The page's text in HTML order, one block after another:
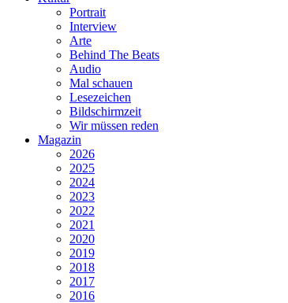
Portrait
Interview
Arte
Behind The Beats
Audio
Mal schauen
Lesezeichen
Bildschirmzeit
Wir müssen reden
Magazin
2026
2025
2024
2023
2022
2021
2020
2019
2018
2017
2016